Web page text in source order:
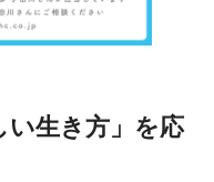
い生き方」を応